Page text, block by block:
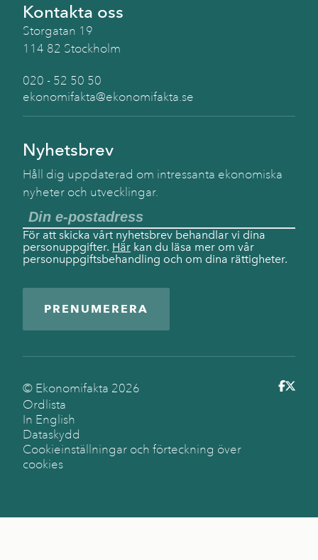
Kontakta oss
Storgatan 19
114 82 Stockholm
020 - 52 50 50
ekonomifakta@ekonomifakta.se
Nyhetsbrev
Håll dig uppdaterad om intressanta ekonomiska
nyheter och utvecklingar.
För att skicka vårt nyhetsbrev behandlar vi dina
personuppgifter. Här kan du läsa mer om vår
personuppgiftsbehandling och om dina rättigheter.
PRENUMERERA
© Ekonomifakta 2026
Ordlista
In English
Dataskydd
Cookieinställningar och förteckning över
cookies